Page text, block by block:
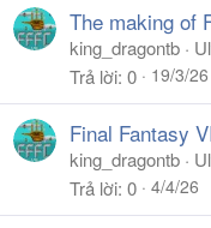
The making of
king_dragontb
Trả lời 0 19/3/26
Final Fantasy
king_dragontb
Trả lời 0 4/4/26